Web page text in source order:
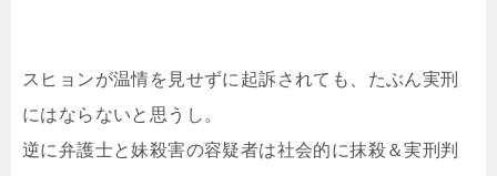
スヒョンが温情を見せずに起訴されても、たぶん実刑
にはならないと思うし。
逆に弁護士と妹殺害の容疑者は社会的に抹殺＆実刑判